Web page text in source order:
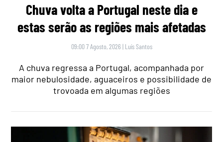
Chuva volta a Portugal neste dia e
estas serão as regiões mais afetadas
09:00 7 Agosto, 2026 | Luís Santos
A chuva regressa a Portugal, acompanhada por
maior nebulosidade, aguaceiros e possibilidade de
trovoada em algumas regiões